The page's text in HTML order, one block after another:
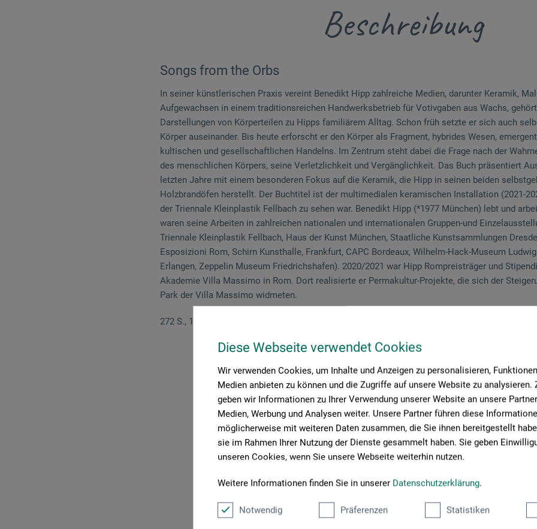
Diese Webseite verwendet Cookies
Wir verwenden Cookies, um Inhalte und Anzeigen zu personalisieren,
Medien anbieten zu können und die Zugriffe auf unsere Website zu analysieren.
geben wir Informationen zu Ihrer Verwendung unserer Website an unsere
Medien, Werbung und Analysen weiter. Unsere Partner führen diese
möglicherweise mit weiteren Daten zusammen, die Sie ihnen bereitgestellt
sie im Rahmen Ihrer Nutzung der Dienste gesammelt haben. Sie geben
unseren Cookies, wenn Sie unsere Webseite weiterhin nutzen.
Weitere Informationen finden Sie in unserer Datenschutzerklärung.
Notwendig Präferenzen Statistiken
Beschreibung
Songs from the Orbs
In seiner künstlerischen Praxis vereint Benedikt Hipp zahlreiche Medien, darunter Keramik,
Aufgewachsen in einem traditionsreichen Handwerksbetrieb für Votivgaben aus Wachs,
Darstellungen von Körperteilen zu Hipps familiärem Alltag. Schon früh setzte er sich auch
Körper auseinander. Bis heute erforscht er den Körper als Fragment, hybrides Wesen,
kultischen und gesellschaftlichen Handelns. Im Zentrum steht dabei die Frage nach der
des menschlichen Körpers, seine Verletzlichkeit und Vergänglichkeit. Das Buch präsentiert
letzten Jahre mit einem besonderen Fokus auf die Keramik, die Hipp in seinen beiden
Holzbrandöfen herstellt. Der Buchtitel ist der multimedialen keramischen Installation (2021-
der Triennale Kleinplastik Fellbach zu sehen war. Benedikt Hipp (*1977 München) lebt und
waren seine Arbeiten in zahlreichen nationalen und internationalen Gruppen-und
Triennale Kleinplastik Fellbach, Haus der Kunst München, Staatliche Kunstsammlungen
Esposizioni Rom, Schirn Kunsthalle, Frankfurt, CAPC Bordeaux, Wilhelm-Hack-Museum
Erlangen, Zeppelin Museum Friedrichshafen). 2020/2021 war Hipp Rompreisträger und
Akademie Villa Massimo in Rom. Dort realisierte er Permakultur-Projekte, die sich der
Park der Villa Massimo widmeten.
272 S., 160 Abb., 21,5 x 28 cm, kart., dt./engl., Hatje Cantz 2026
Produktbewertungen